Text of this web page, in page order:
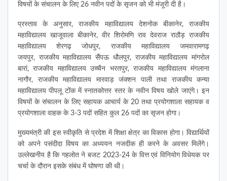
विषयों के संचालन के लिए 26 नवीन पदों के सृजन को भी मंजूरी दी है।
प्रस्ताव के अनुसार, राजकीय महाविद्यालय देशनोक बीकानेर, राजकीय
महाविद्यालय खाजूवाला बीकानेर, वीर शिरोमणि राव देवराज राठौड़ राजकीय
महाविद्यालय शेरगढ़ जोधपुर, राजकीय महाविद्यालय जमवारामगढ़
जयपुर, राजकीय महाविद्यालय सैंपऊ धौलपुर, राजकीय महाविद्यालय मांगरोल
बारां, राजकीय महाविद्यालय उच्चैन भरतपुर, राजकीय महाविद्यालय मंगलाना
नागौर, राजकीय महाविद्यालय मारवाड़ जंक्शन पाली तथा राजकीय कन्या
महाविद्यालय पीपलू टोंक में स्नातकोत्तर स्तर के नवीन विषय खोले जाएंगे। इन
विषयों के संचालन के लिए सहायक आचार्य के 20 तथा प्रयोगशाला सहायक व
प्रयोगशाला वाहक के 3-3 पदों सहित कुल 26 पदों का सृजन होगा।
मुख्यमंत्री की इस स्वीकृति से प्रदेश में शिक्षा क्षेत्र का विकास होगा। विद्यार्थियों
को अपने पसंदीदा विषय का अध्ययन नजदीक ही करने के अवसर मिलेंगे।
उल्लेखनीय है कि गहलोत ने बजट 2023-24 के वित्त एवं विनियोग विधेयक पर
चर्चा के दौरान इसके संबंध में घोषणा की थी।